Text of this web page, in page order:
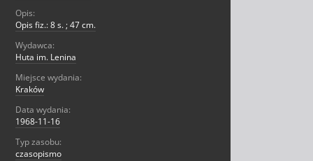
Opis:
Opis fiz.: 8 s. ; 47 cm.
Wydawca:
Huta im. Lenina
Miejsce wydania:
Kraków
Data wydania:
1968-11-16
Typ zasobu:
czasopismo